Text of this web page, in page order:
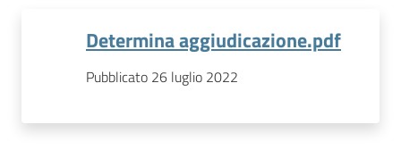
Determina aggiudicazione.pdf
Pubblicato 26 luglio 2022